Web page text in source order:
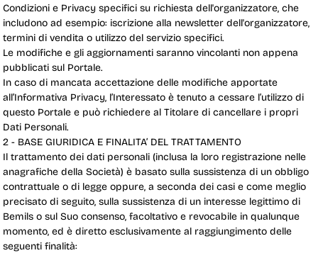
Condizioni e Privacy specifici su richiesta dell'organizzatore, che
includono ad esempio: iscrizione alla newsletter dell'organizzatore,
termini di vendita o utilizzo del servizio specifici.
Le modifiche e gli aggiornamenti saranno vincolanti non appena
pubblicati sul Portale.
In caso di mancata accettazione delle modifiche apportate
all’Informativa Privacy, l’Interessato è tenuto a cessare l’utilizzo di
questo Portale e può richiedere al Titolare di cancellare i propri
Dati Personali.
2 - BASE GIURIDICA E FINALITA’ DEL TRATTAMENTO
Il trattamento dei dati personali (inclusa la loro registrazione nelle
anagrafiche della Società) è basato sulla sussistenza di un obbligo
contrattuale o di legge oppure, a seconda dei casi e come meglio
precisato di seguito, sulla sussistenza di un interesse legittimo di
Bemils o sul Suo consenso, facoltativo e revocabile in qualunque
momento, ed è diretto esclusivamente al raggiungimento delle
seguenti finalità: